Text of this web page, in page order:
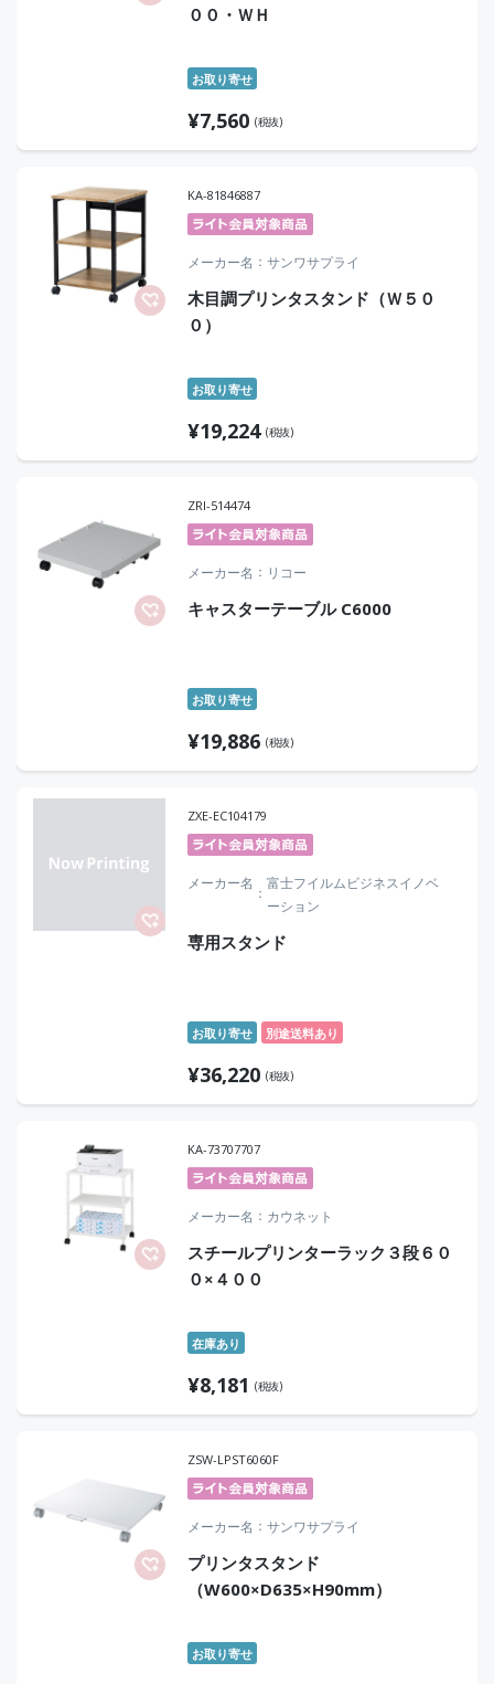
００・ＷＨ
お取り寄せ
¥7,560 (税抜)
KA-81846887
メーカー名 サンワサプライ
木目調プリンタスタンド（Ｗ５０
０）
お取り寄せ
¥19,224 (税抜)
ZRI-514474
メーカー名 リコー
キャスターテーブル C6000
お取り寄せ
¥19,886 (税抜)
ZXE-EC104179
メーカー名
富士フイルムビジネスイノベ
ーション
専用スタンド
お取り寄せ 別途送料あり
¥36,220 (税抜)
KA-73707707
メーカー名 カウネット
スチールプリンターラック３段６０
０×４００
在庫あり
¥8,181 (税抜)
ZSW-LPST6060F
メーカー名 サンワサプライ
プリンタスタンド
（W600×D635×H90mm）
お取り寄せ